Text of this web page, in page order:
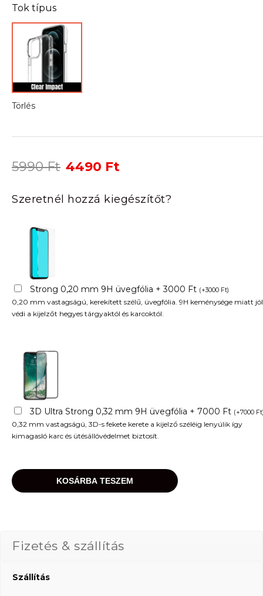
Tok típus
Törlés
5990Ft Original
was:
5990 Ft.
4490 Ft
is:
4490 Ft.
Szeretnél hozzá kiegészítőt?
Strong 0,20 mm 9H üvegfólia + 3000 Ft (+3000 Ft)
0,20 mm vastagságú, kerekített szélű, üvegfólia. 9H keménysége miatt jól
védi a kijelzőt hegyes tárgyaktól és karcoktól.
3D Ultra Strong 0,32 mm 9H üvegfólia + 7000 Ft (+7000 Ft
0,32 mm vastagságú, 3D-s fekete kerete a kijelző széléig lenyúlik így
kimagasló karc és ütésállóvédelmet biztosít.
KOSÁRBA TESZEM
Fizetés & szállítás
Szállítás